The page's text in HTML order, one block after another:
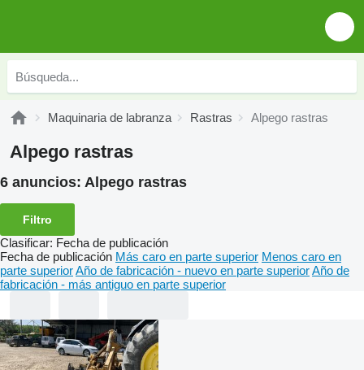
Maquinaria de labranza Rastras Alpego rastras
Alpego rastras
6 anuncios: Alpego rastras
Filtro
Clasificar: Fecha de publicación
Fecha de publicación Más caro en parte superior Menos caro en
parte superiorAño de fabricación - nuevo en parte superiorAño de
fabricación - más antiguo en parte superior